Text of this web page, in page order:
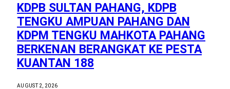
KDPB SULTAN PAHANG, KDPB
TENGKU AMPUAN PAHANG DAN
KDPM TENGKU MAHKOTA PAHANG
BERKENAN BERANGKAT KE PESTA
KUANTAN 188
AUGUST 2, 2026